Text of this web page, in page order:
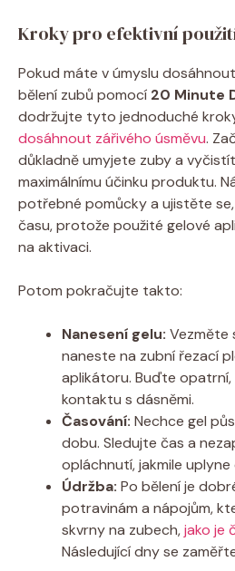
Kroky pro efektivní
Pokud máte v úmyslu
bělení zubů pomocí 20 Minute
dodržujte tyto jednoduché
dosáhnout zářivého úsměvu.
důkladně umyjete zuby a
maximálnímu účinku produktu.
potřebné pomůcky a ujistěte
času, protože použité gelové
na aktivaci.
Potom pokračujte takto:
Nanesení gelu: Vezměte
naneste na zubní řezací
aplikátoru. Buďte opatrní,
kontaktu s dásněmi.
Časování: Nechce gel
dobu. Sledujte čas a
opláchnutí, jakmile uplyne
Údržba: Po bělení je
potravinám a nápojům,
skvrny na zubech,jako je
Následující dny se